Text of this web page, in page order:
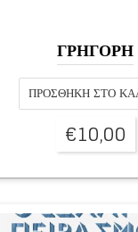
ΓΡΗΓΟΡΗ
ΠΡΟΣΘΉΚΗ ΣΤΟ
€10,00